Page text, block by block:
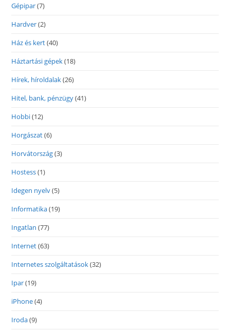
Gépipar(7)
Hardver(2)
Ház és kert(40)
Háztartási gépek(18)
Hírek, híroldalak(26)
Hitel, bank, pénzügy(41)
Hobbi(12)
Horgászat(6)
Horvátország(3)
Hostess(1)
Idegen nyelv(5)
Informatika(19)
Ingatlan (77)
Internet(63)
Internetes szolgáltatások(32)
Ipar(19)
iPhone(4)
Iroda(9)